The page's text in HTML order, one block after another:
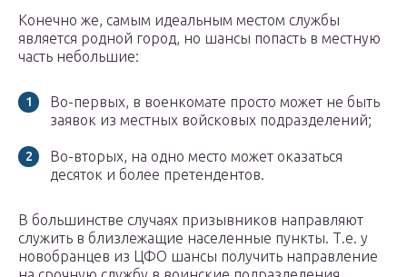
Конечно же, самым идеальным местом службы
является родной город, но шансы попасть в местную
часть небольшие:
Во-первых, в военкомате просто может не быть
заявок из местных войсковых подразделений;
Во-вторых, на одно место может оказаться
десяток и более претендентов.
В большинстве случаях призывников направляют
служить в близлежащие населенные пункты. Т.е. у
новобранцев из ЦФО шансы получить направление